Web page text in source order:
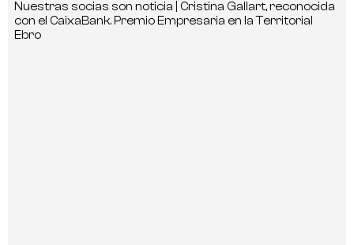
Nuestras socias son noticia | Cristina Gallart, reconocida
con el CaixaBank. Premio Empresaria en la Territorial
Ebro